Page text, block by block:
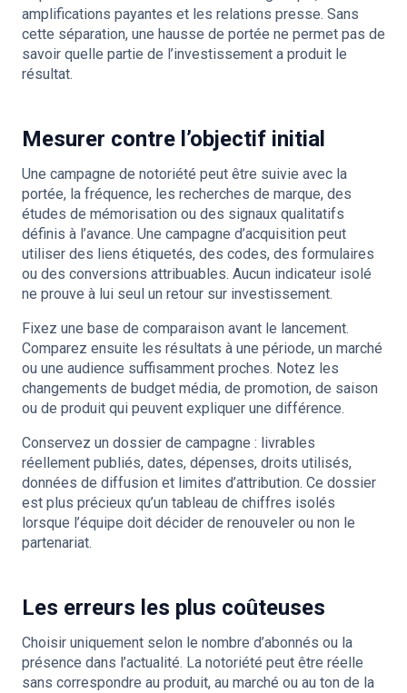
amplifications payantes et les relations presse. Sans
cette séparation, une hausse de portée ne permet pas de
savoir quelle partie de l’investissement a produit le
résultat.
Mesurer contre l’objectif initial
Une campagne de notoriété peut être suivie avec la
portée, la fréquence, les recherches de marque, des
études de mémorisation ou des signaux qualitatifs
définis à l’avance. Une campagne d’acquisition peut
utiliser des liens étiquetés, des codes, des formulaires
ou des conversions attribuables. Aucun indicateur isolé
ne prouve à lui seul un retour sur investissement.
Fixez une base de comparaison avant le lancement.
Comparez ensuite les résultats à une période, un marché
ou une audience suffisamment proches. Notez les
changements de budget média, de promotion, de saison
ou de produit qui peuvent expliquer une différence.
Conservez un dossier de campagne : livrables
réellement publiés, dates, dépenses, droits utilisés,
données de diffusion et limites d’attribution. Ce dossier
est plus précieux qu’un tableau de chiffres isolés
lorsque l’équipe doit décider de renouveler ou non le
partenariat.
Les erreurs les plus coûteuses
Choisir uniquement selon le nombre d’abonnés ou la
présence dans l’actualité. La notoriété peut être réelle
sans correspondre au produit, au marché ou au ton de la